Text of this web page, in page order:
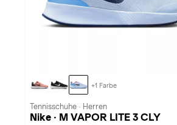
+1 Farbe
Tennisschuhe · Herren
Nike · M VAPOR LITE 3 CLY